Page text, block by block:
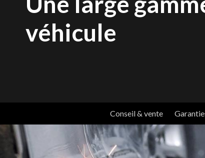
véhicule
Conseil & vente